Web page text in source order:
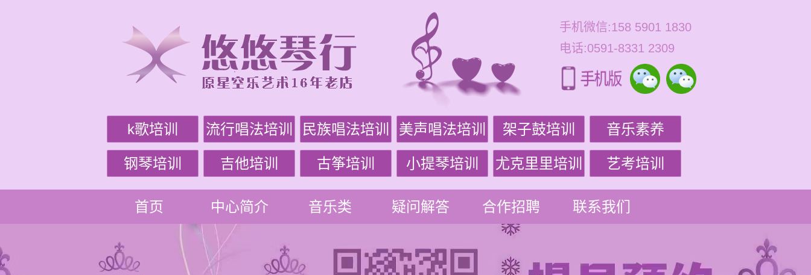
手机微信:158 5901 1830
电话:0591-8331 2309
k歌培训 流行唱法培训 民族唱法培训 美声唱法培训 架子鼓培训 音乐素养
钢琴培训 吉他培训 古筝培训 小提琴培训 尤克里里培训 艺考培训
首页 中心简介 音乐类 疑问解答 合作招聘 联系我们